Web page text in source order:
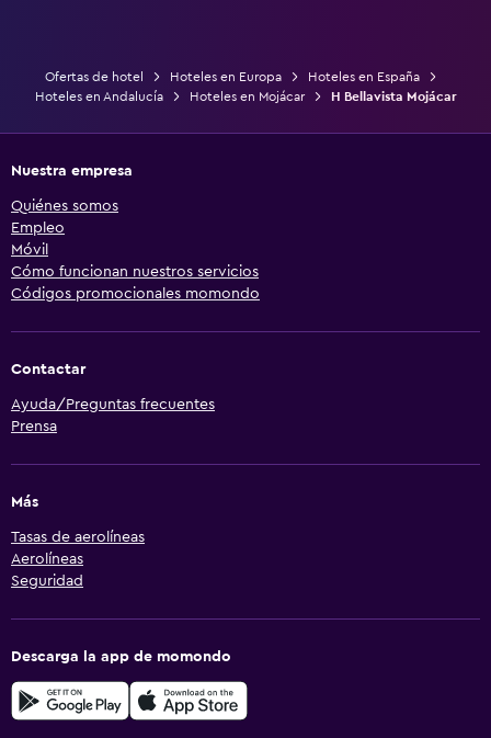
Ofertas de hotel Hoteles en Europa
Hoteles en España
Hoteles en Andalucía
Hoteles en Mojácar H Bellavista Mojácar
Nuestra empresa
Quiénes somos
Empleo
Móvil
Cómo funcionan nuestros servicios
Códigos promocionales momondo
Contactar
Ayuda/Preguntas frecuentes
Prensa
Más
Tasas de aerolíneas
Aerolíneas
Seguridad
Descarga la app de momondo